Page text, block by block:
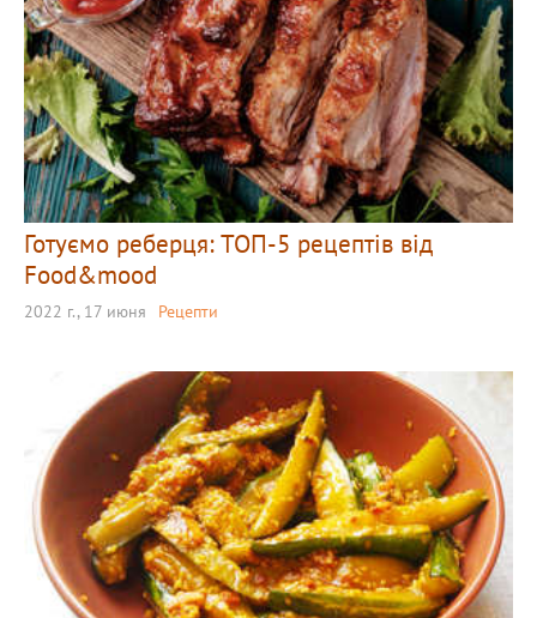
Готуємо реберця: ТОП-5 рецептів від
Food&mood
2022 г., 17 июня Рецепти